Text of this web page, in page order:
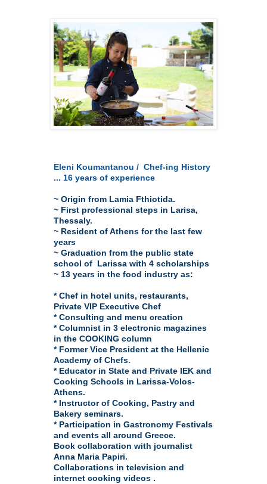
Eleni Koumantanou /  Chef-ing History
... 16 years of experience
~ Origin from Lamia Fthiotida.
~ First professional steps in Larisa,
Thessaly.
~ Resident of Athens for the last few
years
~ Graduation from the public state
school of  Larissa with 4 scholarships
~ 13 years in the food industry as:
* Chef in hotel units, restaurants,
Private VIP Executive Chef
* Consulting and menu creation
* Columnist in 3 electronic magazines
in the COOKING column
* Former Vice President at the Hellenic
Academy of Chefs.
* Educator in State and Private IEK and
Cooking Schools in Larissa-Volos-
Athens.
* Instructor of Cooking, Pastry and
Bakery seminars.
* Participation in Gastronomy Festivals
and events all around Greece.
Book collaboration with journalist
Anna Maria Papiri.
Collaborations in television and
internet cooking videos .